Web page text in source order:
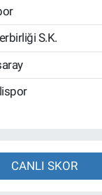
S.K.
CANLI SKOR